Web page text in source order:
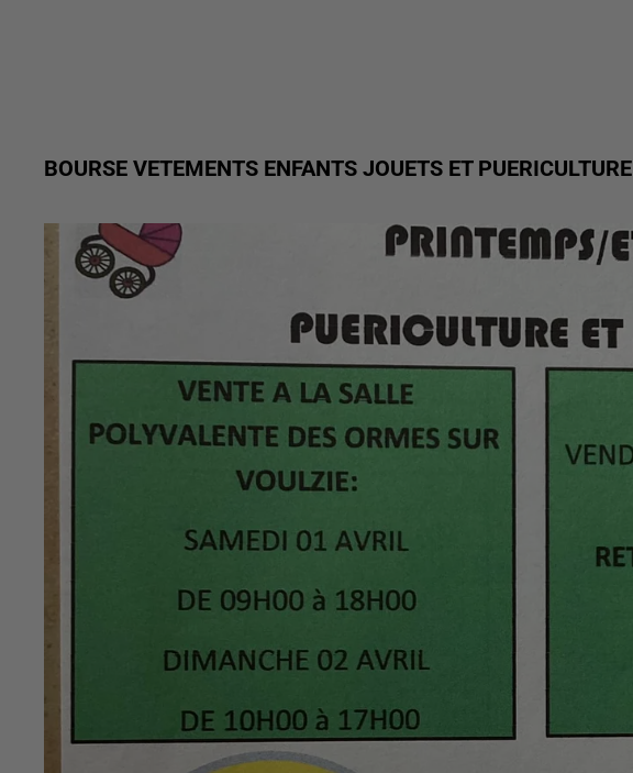
BOURSE VETEMENTS ENFANTS JOUETS ET PUERICULTURE